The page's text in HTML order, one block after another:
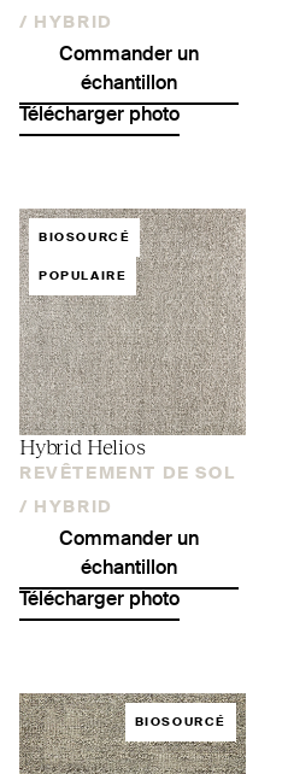
/
HYBRID
Commander un
échantillon
Télécharger photo
BIOSOURCÉ
POPULAIRE
Hybrid Helios
REVÊTEMENT DE SOL
/
HYBRID
Commander un
échantillon
Télécharger photo
BIOSOURCÉ